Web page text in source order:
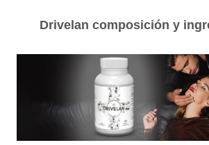
Drivelan composición y